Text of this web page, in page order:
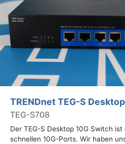
TRENDnet TEG-S
TEG-S708
Der TEG-S Desktop 10G Switch
schnellen 10G-Ports. Wir haben